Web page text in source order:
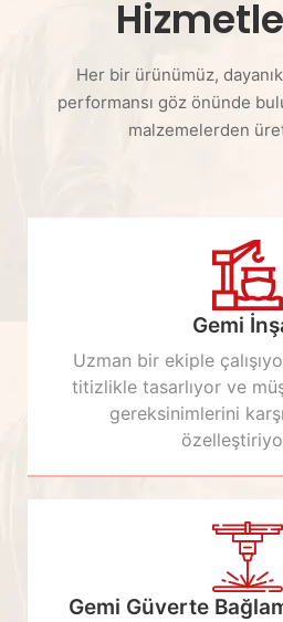
Her bir ürünümüz,
performansı göz önünde
malzemelerden
Gemi
Uzman bir ekiple
titizlikle tasarlıyor ve
gereksinimlerini
Gemi Güverte